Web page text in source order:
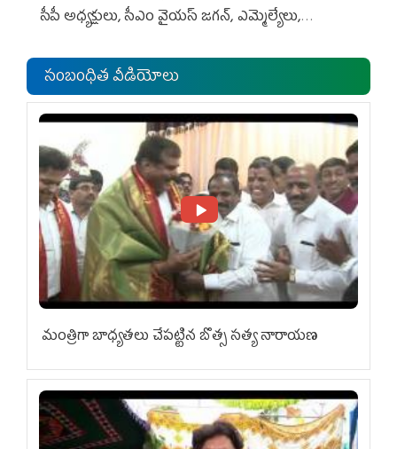
సీపీ అధ్య‌క్షులు, సీఎం వైయ‌స్ జ‌గ‌న్, ఎమ్మెల్యేలు,
సంబంధిత వీడియోలు
మంత్రిగా బాధ్యతలు చేపట్టిన బొత్స సత్య నారాయణ